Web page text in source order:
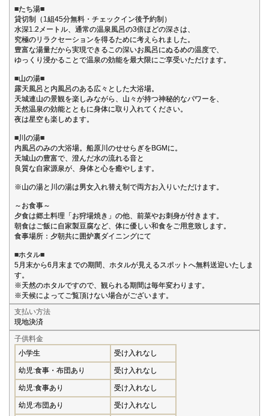
■たち湯■
貸切制（1組45分無料・チェックイン後予約制）
水深1.2メートル、通常の温泉風呂の3倍ほどの深さは、
究極のリラクセーションを得るために考えられました。
豊富な湯量だから実現できるこの深いお風呂にぬるめの温度で、
ゆっくり浸かることで温泉の効能を最大限にご享受いただけます。
■山の湯■
露天風呂と内風呂のある広々とした大浴場。
天城連山の景観を楽しみながら、山々が持つ神秘的なパワーを、
天然温泉の効能とともに身体に取り入れてください。
夜は星空も楽しめます。
■川の湯■
内風呂のみの大浴場。船原川のせせらぎをBGMに。
天城山の豊富で、澄んだ水の流れる音と
良質な自家源泉が、身体と心を癒やします。
※山の湯と川の湯は男女入れ替え制で両方お入りいただけます。
～お食事～
夕食は郷土料理「お狩場焼き」の他、前菜やお刺身が付きます。
朝食はご飯に自家製豆腐など、体に優しい和食をご用意致します。
食事場所：夕朝共に囲炉裏ダイニングにて
■ホタル■
5月末から6月末までの期間、ホタルが見えるスポットへ無料送迎いたしま
す。
※天然のホタルですので、観られる期間は毎年変わります。
※天候によってご覧頂けない場合がございます。
支払い方法
現地決済
子供料金
小学生
受け入れなし
幼児:食事・布団あり 受け入れなし
幼児:食事あり 受け入れなし
幼児:布団あり 受け入れなし